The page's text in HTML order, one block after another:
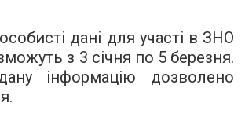
дані для участі в ЗНО
з 3 січня по 5 березня.
інформацію дозволено